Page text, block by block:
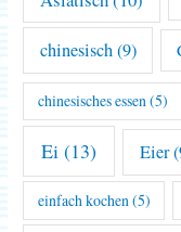
chinesisch(9)
chinesisches essen(5)
Ei (13) Eier
einfach kochen(5)